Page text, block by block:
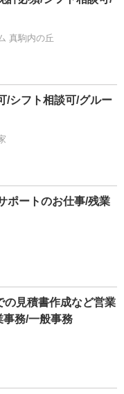
真駒内の丘
/シフト相談可/グルー
ポートのお仕事/残業
の見積書作成など営業
事務/一般事務